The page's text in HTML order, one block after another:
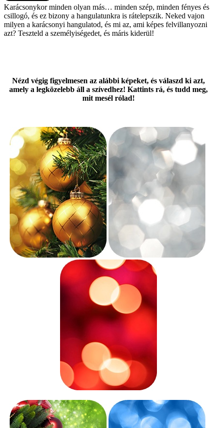
Karácsonykor minden olyan más… minden szép, minden fényes és
csillogó, és ez bizony a hangulatunkra is rátelepszik. Neked vajon
milyen a karácsonyi hangulatod, és mi az, ami képes felvillanyozni
azt? Teszteld a személyiségedet, és máris kiderül!
Nézd végig figyelmesen az alábbi képeket, és válaszd ki azt,
amely a legközelebb áll a szívedhez! Kattints rá, és tudd meg,
mit mesél rólad!